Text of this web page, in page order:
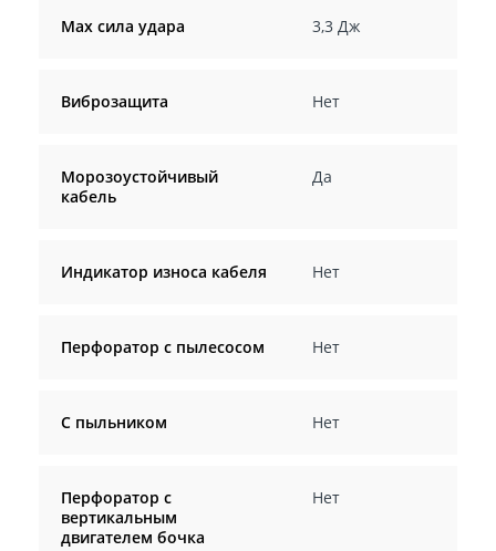
Max сила удара 3,3 Дж
Виброзащита Нет
Морозоустойчивый
кабель
Да
Индикатор износа кабеля Нет
Перфоратор с пылесосом Нет
С пыльником Нет
Перфоратор с
вертикальным
двигателем бочка
Нет